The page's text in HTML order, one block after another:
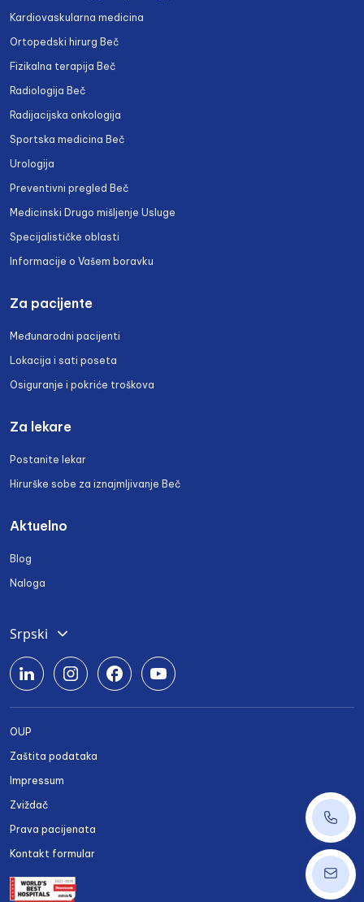
Kardiovaskularna medicina
Ortopedski hirurg Beč
Fizikalna terapija Beč
Radiologija Beč
Radijacijska onkologija
Sportska medicina Beč
Urologija
Preventivni pregled Beč
Medicinski Drugo mišljenje Usluge
Specijalističke oblasti
Informacije o Vašem boravku
Za pacijente
Međunarodni pacijenti
Lokacija i sati poseta
Osiguranje i pokriće troškova
Za lekare
Postanite lekar
Hirurške sobe za iznajmljivanje Beč
Aktuelno
Blog
Naloga
Srpski
Deutsch
English
Български
OUP
Zaštita podataka
Impressum
Zviždač
Prava pacijenata
Kontakt formular
+43